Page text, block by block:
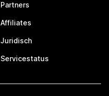
Partners
Affiliates
Juridisch
Servicestatus